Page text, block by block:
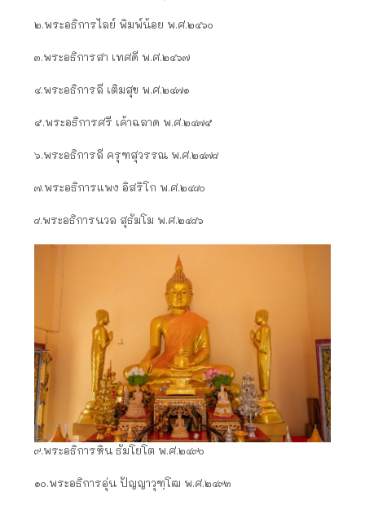
๒.พระอธิการไลย์ พิมพ์น้อย พ.ศ.๒๔๖๐
๓.พระอธิการสา เทศดี พ.ศ.๒๔๖๗
๔.พระอธิการลี เติมสุข พ.ศ.๒๔๗๑
๕.พระอธิการศรี เค้าฉลาด พ.ศ.๒๔๗๕
๖.พระอธิการลี ครุฑสุวรรณ พ.ศ.๒๔๗๘
๗.พระอธิการแพง อิสริโก พ.ศ.๒๔๘๐
๘.พระอธิการนวล สุธัมโม พ.ศ.๒๔๘๖
๙.พระอธิการหิน ธัมโยโต พ.ศ.๒๔๙๐
๑๐.พระอธิการอุ่น ปัญญาวุฑฺโฒ พ.ศ.๒๔๙๓